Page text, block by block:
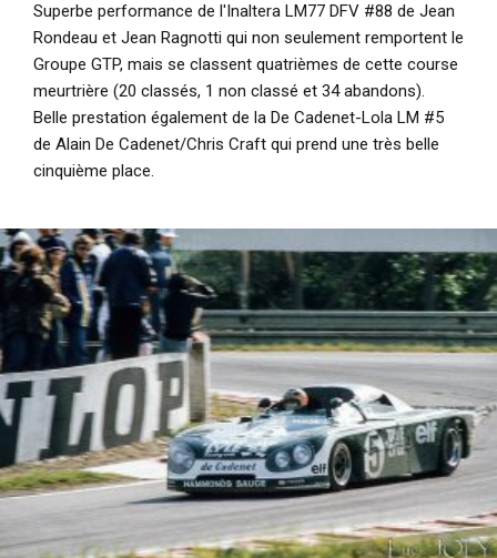
Superbe performance de l'Inaltera LM77 DFV #88 de Jean
Rondeau et Jean Ragnotti qui non seulement remportent le
Groupe GTP, mais se classent quatrièmes de cette course
meurtrière (20 classés, 1 non classé et 34 abandons).
Belle prestation également de la De Cadenet-Lola LM #5
de Alain De Cadenet/Chris Craft qui prend une très belle
cinquième place.